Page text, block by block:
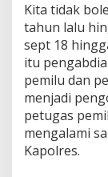
Kita tidak
tahun lalu
sept 18
itu
pemilu dan
menjadi
petugas
mengalami
Kapolres.